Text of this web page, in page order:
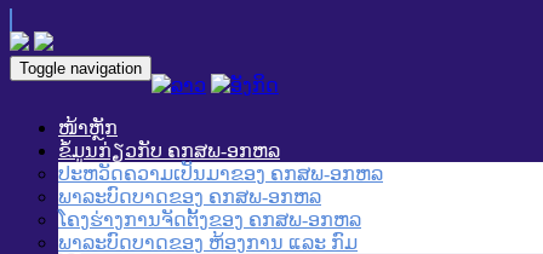
Toggle navigation
ໜ້າຫຼັກ
ຂໍ້ມູນກ່ຽວກັບ ຄກສພ-ອກຫລ
ປະຫວັດຄວາມເປັນມາຂອງ ຄກສພ-ອກຫລ
ພາລະບົດບາດຂອງ ຄກສພ-ອກຫລ
ໂຄງຮ່າງການຈັດຕັ້ງຂອງ ຄກສພ-ອກຫລ
ພາລະບົດບາດຂອງ ຫ້ອງການ ແລະ ກົມ